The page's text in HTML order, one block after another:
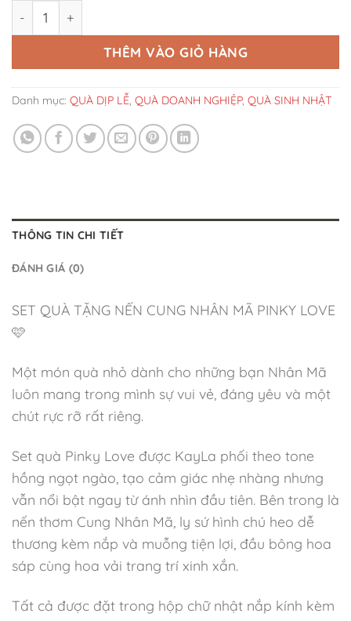
Set Quà Tặng Nến Cung Nhân Mã Pinky Love số lượng
THÊM VÀO GIỎ HÀNG
Danh mục: QUÀ DỊP LỄ, QUÀ DOANH NGHIỆP, QUÀ SINH NHẬT
THÔNG TIN CHI TIẾT
ĐÁNH GIÁ (0)
SET QUÀ TẶNG NẾN CUNG NHÂN MÃ PINKY LOVE
🩷
Một món quà nhỏ dành cho những bạn Nhân Mã
luôn mang trong mình sự vui vẻ, đáng yêu và một
chút rực rỡ rất riêng.
Set quà Pinky Love được KayLa phối theo tone
hồng ngọt ngào, tạo cảm giác nhẹ nhàng nhưng
vẫn nổi bật ngay từ ánh nhìn đầu tiên. Bên trong là
nến thơm Cung Nhân Mã, ly sứ hình chú heo dễ
thương kèm nắp và muỗng tiện lợi, đầu bông hoa
sáp cùng hoa vải trang trí xinh xắn.
Tất cả được đặt trong hộp chữ nhật nắp kính kèm